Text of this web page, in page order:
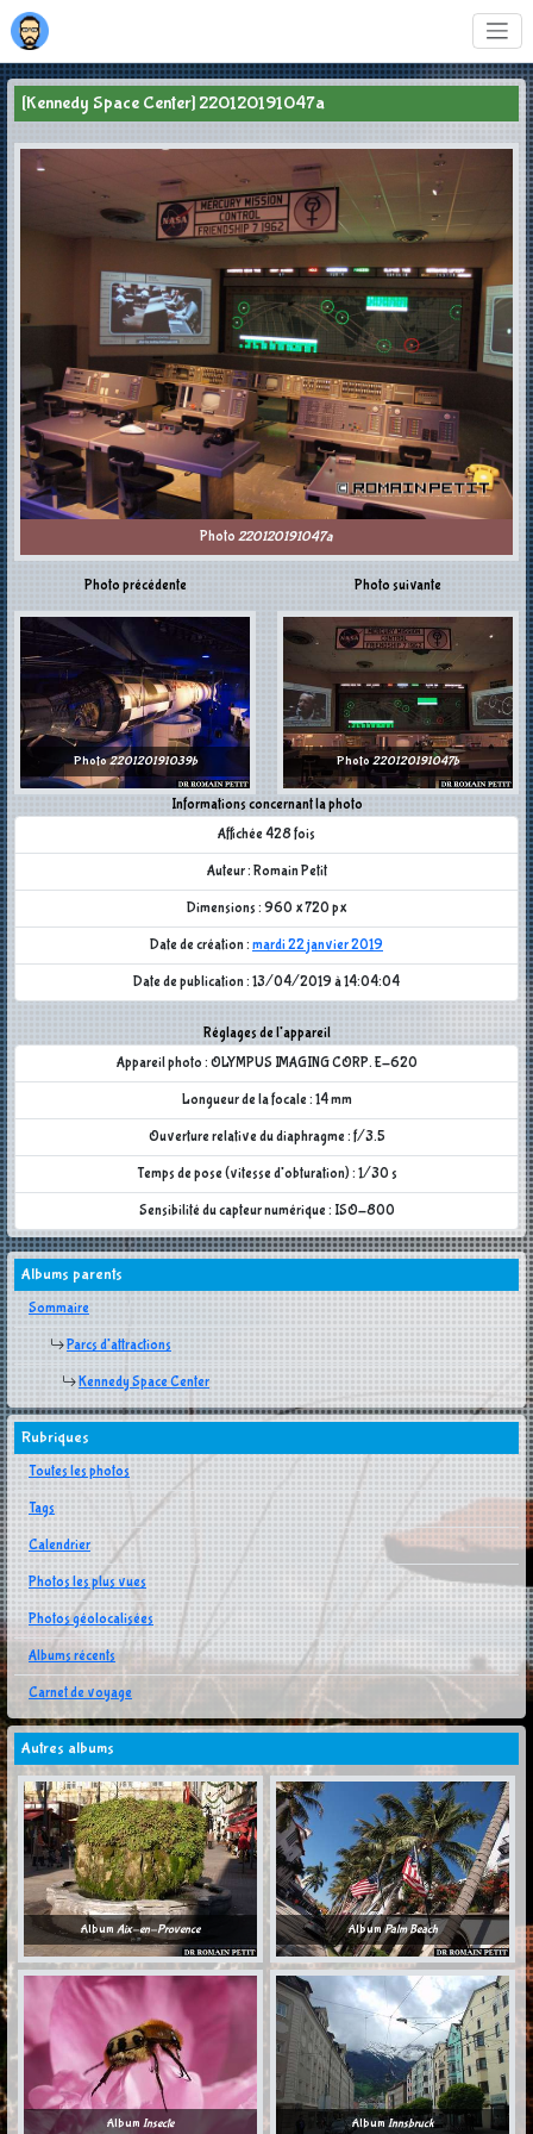
[Kennedy Space Center] 220120191047a
Photo 220120191047a
Photo précédente
Photo220120191039b
Informations concernant la photo
Affichée 428 fois
Auteur : Romain Petit
Dimensions : 960 x 720 px
Date de création : mardi 22 janvier 2019
Date de publication : 13/04/2019 à 14:04:04
Réglages de l'appareil
Appareil photo : OLYMPUS IMAGING CORP. E-620
Longueur de la focale : 14 mm
Ouverture relative du diaphragme : f/3.5
Temps de pose (vitesse d'obturation) : 1/30 s
Sensibilité du capteur numérique : ISO-800
Photo suivante
Photo220120191047b
Albums parents
Sommaire
Parcs d'attractions
Kennedy Space Center
Rubriques
Toutes les photos
Tags
Calendrier
Photos les plus vues
Photos géolocalisées
Albums récents
Carnet de voyage
Autres albums
Album Aix-en-Provence AlbumPalm Beach
Album Insecte AlbumInnsbruck